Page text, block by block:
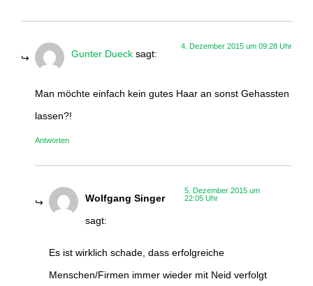
Gunter Dueck sagt:
4. Dezember 2015 um 09:28 Uhr
Man möchte einfach kein gutes Haar an sonst Gehassten
lassen?!
Antworten
Wolfgang Singer
sagt:
5. Dezember 2015 um
22:05 Uhr
Es ist wirklich schade, dass erfolgreiche
Menschen/Firmen immer wieder mit Neid verfolgt